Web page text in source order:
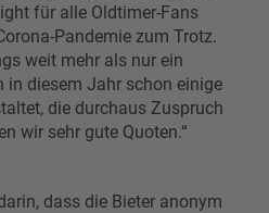
für alle Oldtimer-Fans
Pandemie zum Trotz.
weit mehr als nur ein
in diesem Jahr schon einige
die durchaus Zuspruch
wir sehr gute Quoten.“
dass die Bieter anonym